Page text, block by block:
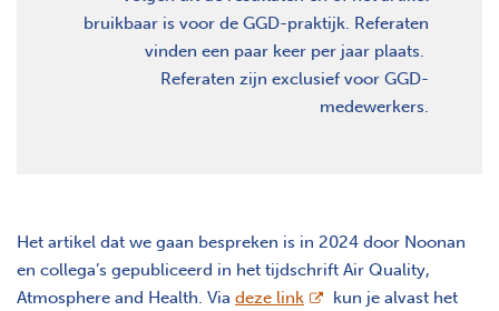
bruikbaar is voor de GGD-praktijk. Referaten
vinden een paar keer per jaar plaats.
Referaten zijn exclusief voor GGD-
medewerkers.
Het artikel dat we gaan bespreken is in 2024 door Noonan
en collega’s gepubliceerd in het tijdschrift Air Quality,
Atmosphere and Health. Via deze link opent nieuw scherm
kun je alvast het